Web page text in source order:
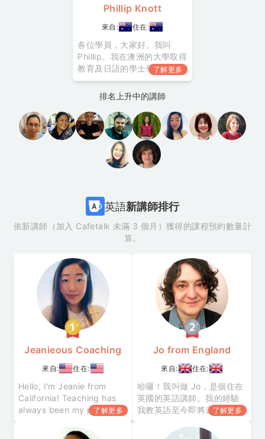
足球和橄欖球。我也愛音Phillip Knott
來自: 住在:
各位學員，大家好。我叫
Phillip。我在澳洲的大學取得
教育及日語的學士學位後，
在各大學校及補習班教授英
語長達15年（主要針對日籍
及印尼籍學生）。我希望能
活用這個經驗，為正在學英
語的日本人幫上忙。我很喜
歡學習新事物及教學，看到
他人開心的樣子也會讓我很
感動。若我能為你的英語學
了解更多
排名上升中的講師
英語新講師排行
依新講師（加入 Cafetalk 未滿 3 個月）獲得的課程預約數量計
算。
Jeanieous Coaching
來自: 住在:
Hello, I'm Jeanie from
California! Teaching has
always been my passion
students learn English or
了解更多
Jo from England
來自: 住在:
哈囉！我叫做 Jo，是個住在
英國的英語講師。我的經驗
我教英語至今即將邁入第 15
了 6 年英語。 在那之後我開
了解更多